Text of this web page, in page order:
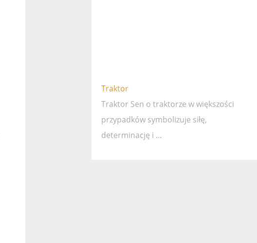
Traktor
Traktor Sen o traktorze w większości
przypadków symbolizuje siłę,
determinację i …